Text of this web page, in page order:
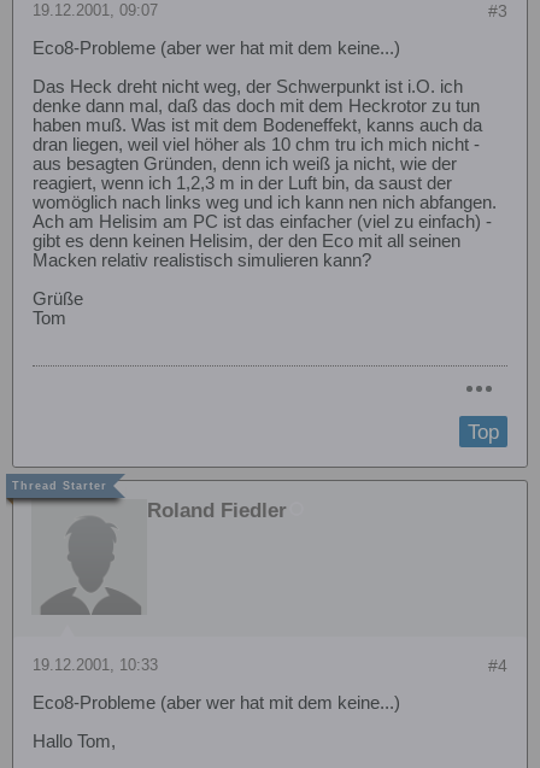
#3
19.12.2001, 09:07
Eco8-Probleme (aber wer hat mit dem keine...)
Das Heck dreht nicht weg, der Schwerpunkt ist i.O. ich
denke dann mal, daß das doch mit dem Heckrotor zu tun
haben muß. Was ist mit dem Bodeneffekt, kanns auch da
dran liegen, weil viel höher als 10 chm tru ich mich nicht -
aus besagten Gründen, denn ich weiß ja nicht, wie der
reagiert, wenn ich 1,2,3 m in der Luft bin, da saust der
womöglich nach links weg und ich kann nen nich abfangen.
Ach am Helisim am PC ist das einfacher (viel zu einfach) -
gibt es denn keinen Helisim, der den Eco mit all seinen
Macken relativ realistisch simulieren kann?
Grüße
Tom
Top
Roland Fiedler
#4
19.12.2001, 10:33
Eco8-Probleme (aber wer hat mit dem keine...)
Hallo Tom,